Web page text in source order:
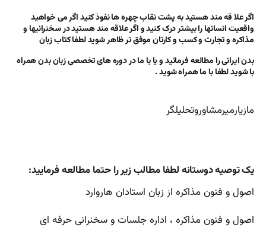
اگر علا قه مند هستید به پشت نقاب چهره ها نفوذ کنید اگر می خواهید
واقعیت انسانها را بیشتر درک کنید و اگر علاقه مند هستید در سخنرانیها و
مذاکره و تجارت و کسب و کارتان موفق تر ظاهر شوید لطفا کتاب زبان
بدن ایرانی را مطالعه فرمائید و یا با ما در دوره های تخصصی زبان بدن همراه
با شوید لطفا با ما همراه شوید .
مازیارمیرمشاوروتحلیلگر
یک توصیه دوستانه لطفا مطالب زیر را حتما مطالعه فرمایید:
اصول و فنون مذاکره از زبان استادان هاروارد
اصول و فنون مذاکره ، اداره جلسات و سخنرانی حرفه ای